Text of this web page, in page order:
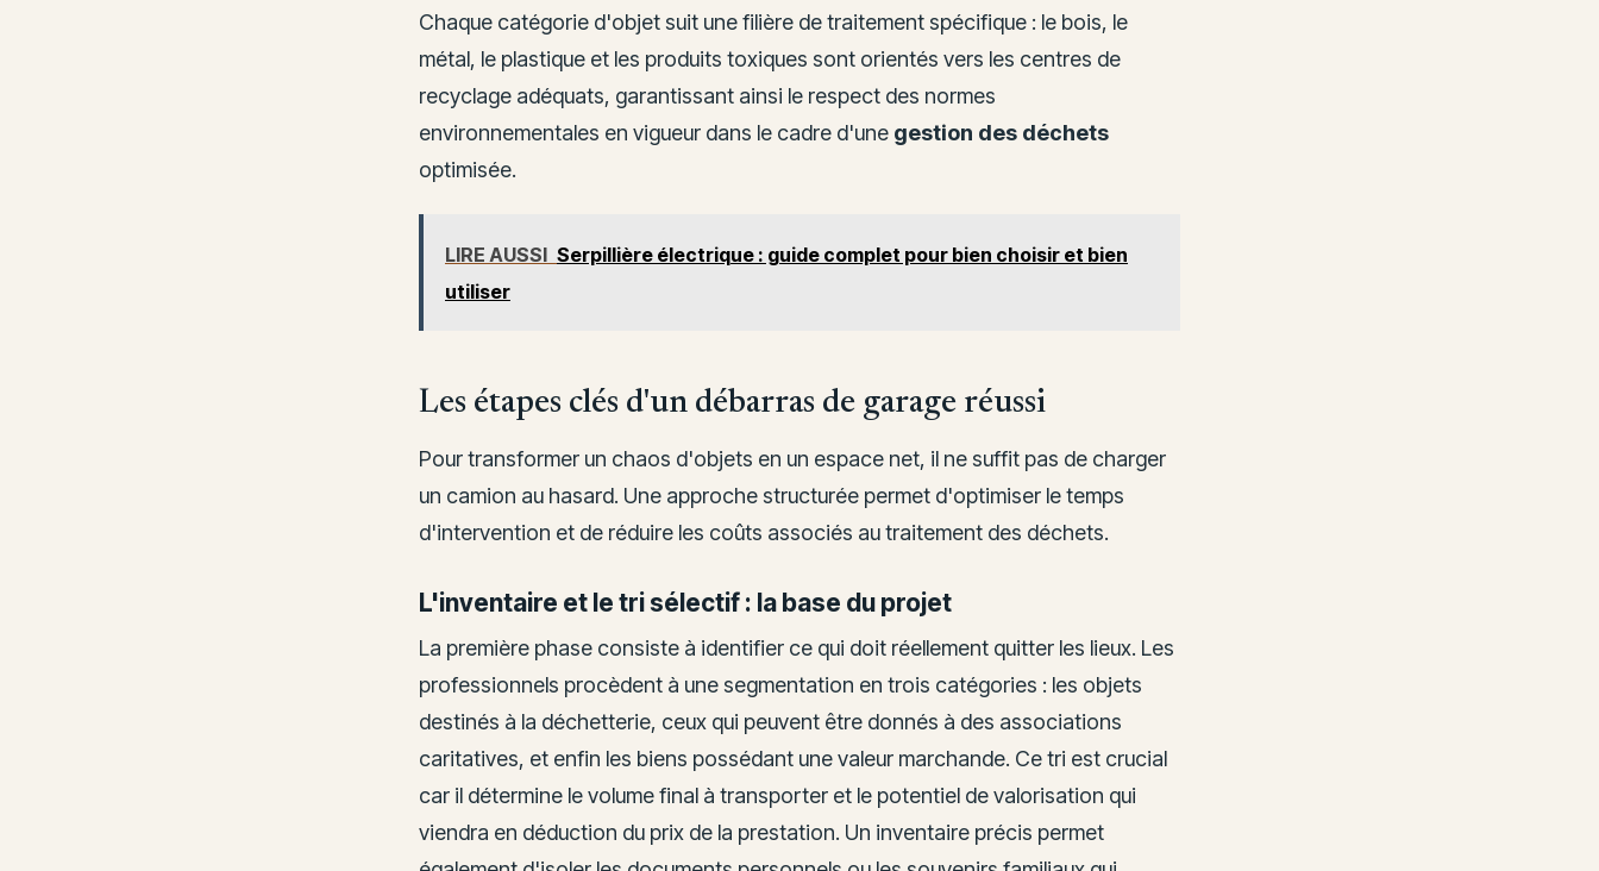
Chaque catégorie d'objet suit une filière de traitement spécifique : le bois, le
métal, le plastique et les produits toxiques sont orientés vers les centres de
recyclage adéquats, garantissant ainsi le respect des normes
environnementales en vigueur dans le cadre d'une gestion des déchets
optimisée.
LIRE AUSSI Serpillière électrique : guide complet pour bien choisir et bien
utiliser
Les étapes clés d'un débarras de garage réussi
Pour transformer un chaos d'objets en un espace net, il ne suffit pas de charger
un camion au hasard. Une approche structurée permet d'optimiser le temps
d'intervention et de réduire les coûts associés au traitement des déchets.
L'inventaire et le tri sélectif : la base du projet
La première phase consiste à identifier ce qui doit réellement quitter les lieux. Les
professionnels procèdent à une segmentation en trois catégories : les objets
destinés à la déchetterie, ceux qui peuvent être donnés à des associations
caritatives, et enfin les biens possédant une valeur marchande. Ce tri est crucial
car il détermine le volume final à transporter et le potentiel de valorisation qui
viendra en déduction du prix de la prestation. Un inventaire précis permet